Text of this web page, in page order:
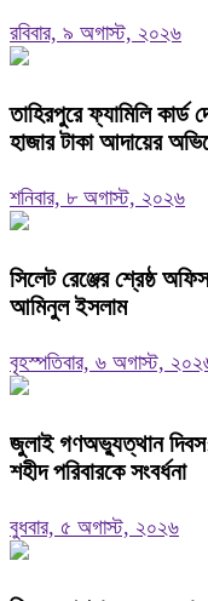
রবিবার, ৯ অগাস্ট, ২০২৬
তাহিরপুরে ফ্যামিলি
হাজার টাকা আদায়ের
শনিবার, ৮ অগাস্ট, ২০২৬
‎সিলেট রেঞ্জের শ্রেষ্ঠ
আমিনুল ইসলাম
বৃহস্পতিবার, ৬ অগাস্ট,
জুলাই গণঅভ্যুত্থান
শহীদ পরিবারকে সংবর্ধনা
বুধবার, ৫ অগাস্ট, ২০২৬